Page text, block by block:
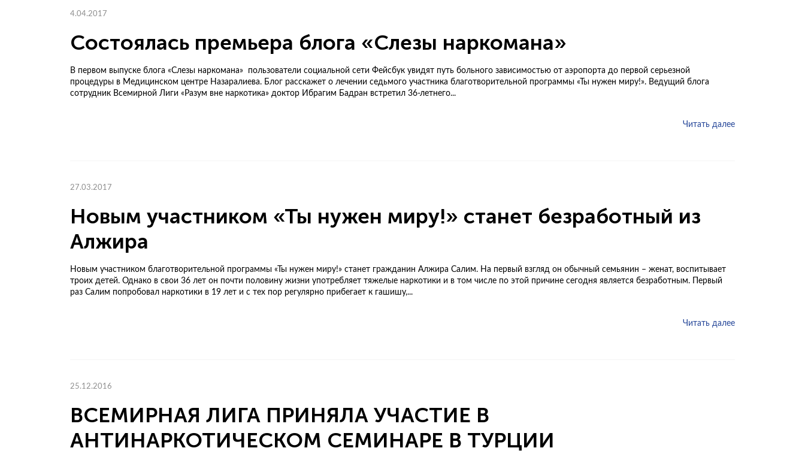
4.04.2017
Состоялась премьера блога «Слезы наркомана»
В первом выпуске блога «Слезы наркомана» пользователи социальной сети Фейсбук увидят путь больного зависимостью от аэропорта до первой серьезной
процедуры в Медицинском центре Назаралиева. Блог расскажет о лечении седьмого участника благотворительной программы «Ты нужен миру!». Ведущий блога
сотрудник Всемирной Лиги «Разум вне наркотика» доктор Ибрагим Бадран встретил 36-летнего...
Читать далее
27.03.2017
Новым участником «Ты нужен миру!» станет безработный из
Алжира
Новым участником благотворительной программы «Ты нужен миру!» станет гражданин Алжира Салим. На первый взгляд он обычный семьянин – женат, воспитывает
троих детей. Однако в свои 36 лет он почти половину жизни употребляет тяжелые наркотики и в том числе по этой причине сегодня является безработным. Первый
раз Салим попробовал наркотики в 19 лет и с тех пор регулярно прибегает к гашишу,...
Читать далее
25.12.2016
ВСЕМИРНАЯ ЛИГА ПРИНЯЛА УЧАСТИЕ В
АНТИНАРКОТИЧЕСКОМ СЕМИНАРЕ В ТУРЦИИ